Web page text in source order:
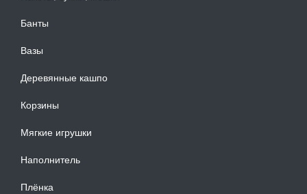
Банты
Вазы
Деревянные кашпо
Корзины
Мягкие игрушки
Наполнитель
Плёнка